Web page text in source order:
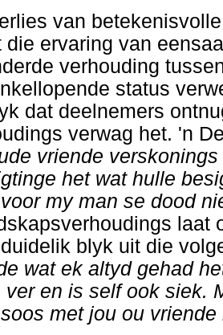
van
die ervaring van
verhouding
status
dat deelnemers
verwag het. 'n
vriende
het wat hulle
my man se dood
laat
blyk uit die
wat ek altyd gehad
ver en is self ook siek.
met jou ou vriende